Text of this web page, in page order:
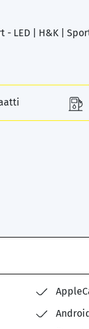
- LED | H&K |